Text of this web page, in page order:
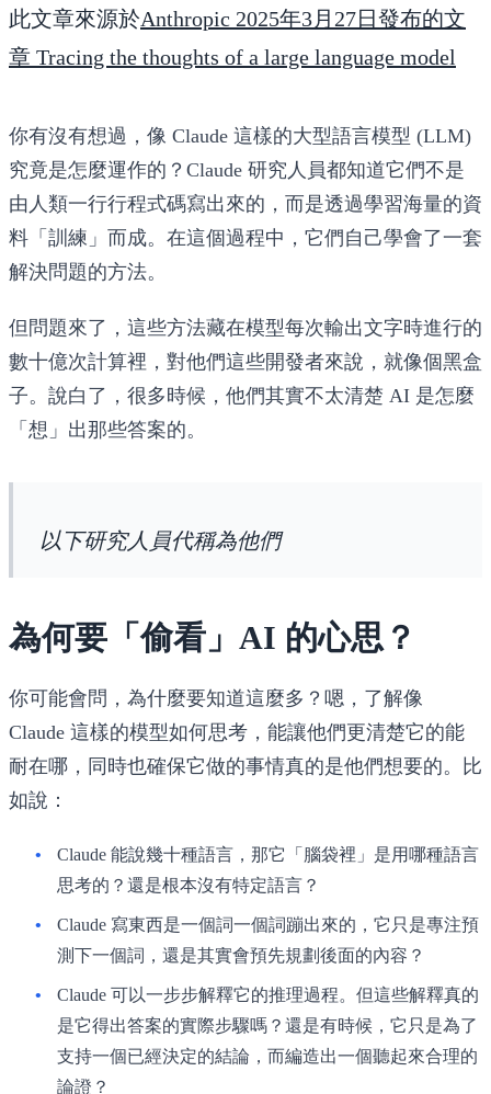
此文章來源於Anthropic 2025年3月27日發布的文
章 Tracing the thoughts of a large language model
你有沒有想過，像 Claude 這樣的大型語言模型 (LLM)
究竟是怎麼運作的？Claude 研究人員都知道它們不是
由人類一行行程式碼寫出來的，而是透過學習海量的資
料「訓練」而成。在這個過程中，它們自己學會了一套
解決問題的方法。
但問題來了，這些方法藏在模型每次輸出文字時進行的
數十億次計算裡，對他們這些開發者來說，就像個黑盒
子。說白了，很多時候，他們其實不太清楚 AI 是怎麼
「想」出那些答案的。
以下研究人員代稱為他們
為何要「偷看」AI 的心思？
你可能會問，為什麼要知道這麼多？嗯，了解像
Claude 這樣的模型如何思考，能讓他們更清楚它的能
耐在哪，同時也確保它做的事情真的是他們想要的。比
如說：
Claude 能說幾十種語言，那它「腦袋裡」是用哪種語言
思考的？還是根本沒有特定語言？
Claude 寫東西是一個詞一個詞蹦出來的，它只是專注預
測下一個詞，還是其實會預先規劃後面的內容？
Claude 可以一步步解釋它的推理過程。但這些解釋真的
是它得出答案的實際步驟嗎？還是有時候，它只是為了
支持一個已經決定的結論，而編造出一個聽起來合理的
論證？